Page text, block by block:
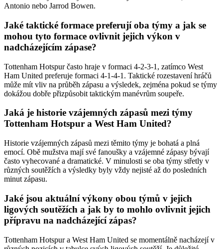
Antonio nebo Jarrod Bowen.
Jaké taktické formace preferují oba týmy a jak se
mohou tyto formace ovlivnit jejich výkon v
nadcházejícím zápase?
Tottenham Hotspur často hraje v formaci 4-2-3-1, zatímco West
Ham United preferuje formaci 4-1-4-1. Taktické rozestavení hráčů
může mít vliv na průběh zápasu a výsledek, zejména pokud se týmy
dokážou dobře přizpůsobit taktickým manévrům soupeře.
Jaká je historie vzájemných zápasů mezi týmy
Tottenham Hotspur a West Ham United?
Historie vzájemných zápasů mezi těmito týmy je bohatá a plná
emocí. Obě mužstva mají své fanoušky a vzájemné zápasy bývají
často vyhecované a dramatické. V minulosti se oba týmy střetly v
různých soutěžích a výsledky byly vždy nejisté až do posledních
minut zápasu.
Jaké jsou aktuální výkony obou týmů v jejich
ligových soutěžích a jak by to mohlo ovlivnit jejich
přípravu na nadcházející zápas?
Tottenham Hotspur a West Ham United se momentálně nacházejí v